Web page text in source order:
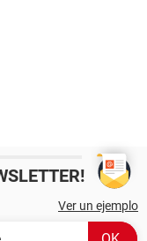
Ver un ejemplo